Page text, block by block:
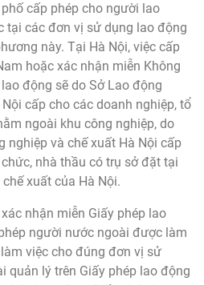
cấp phép cho người lao
tại các đơn vị sử dụng lao động
này. Tại Hà Nội, việc cấp
hoặc xác nhận miễn Không
động sẽ do Sở Lao động
cấp cho các doanh nghiệp, tổ
ngoài khu công nghiệp, do
nghiệp và chế xuất Hà Nội cấp
nhà thầu có trụ sở đặt tại
xuất của Hà Nội.
nhận miễn Giấy phép lao
người nước ngoài được làm
việc cho đúng đơn vị sử
quản lý trên Giấy phép lao động